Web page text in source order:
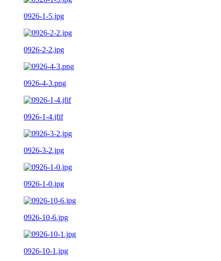
0926-1-5.jpg
0926-2-2.jpg
0926-4-3.png
0926-1-4.jfif
0926-3-2.jpg
0926-1-0.jpg
0926-10-6.jpg
0926-10-1.jpg